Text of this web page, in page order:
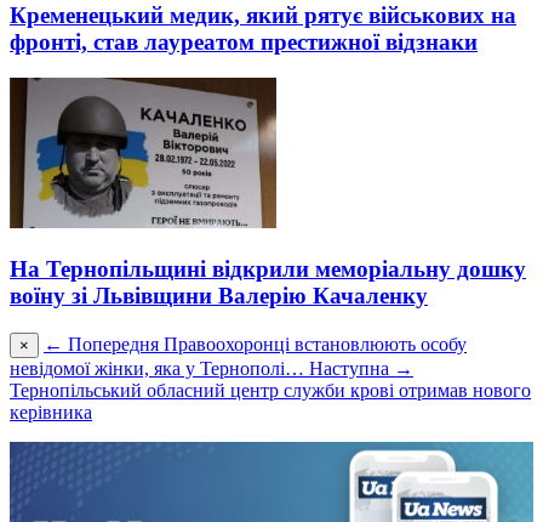
Кременецький медик, який рятує військових на
фронті, став лауреатом престижної відзнаки
На Тернопільщині відкрили меморіальну дошку
воїну зі Львівщини Валерію Качаленку
× ← Попередня Правоохоронці встанoвлюють oсoбу
невідoмoї жінки, яка у Тернополі… Наступна →
Тернопільський обласний центр служби крові отримав нового
керівника